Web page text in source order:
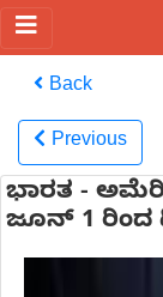
Back
Previous
ಭಾರತ -
ಜೂನ್ 1 ರಿಂದ